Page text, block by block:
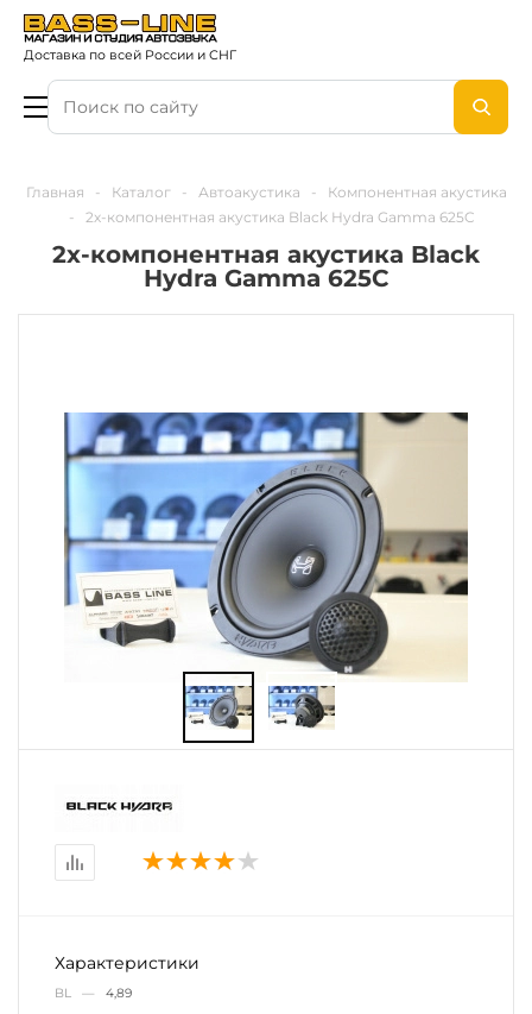
Доставка по всей России и СНГ
Главная - Каталог - Автоакустика -
Компонентная акустика
-
2х-компонентная акустика Black Hydra Gamma 625C
2х-компонентная акустика Black
Hydra Gamma 625C
Характеристики
BL — 4,89